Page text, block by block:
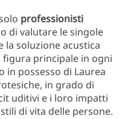
professionisti
di valutare le singole
la soluzione acustica
principale in ogni
in possesso di Laurea
in grado di
uditivi e i loro impatti
di vita delle persone.